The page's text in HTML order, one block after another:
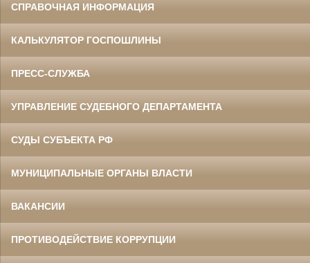
СПРАВОЧНАЯ ИНФОРМАЦИЯ
КАЛЬКУЛЯТОР ГОСПОШЛИНЫ
ПРЕСС-СЛУЖБА
УПРАВЛЕНИЕ СУДЕБНОГО ДЕПАРТАМЕНТА
СУДЫ СУБЪЕКТА РФ
МУНИЦИПАЛЬНЫЕ ОРГАНЫ ВЛАСТИ
ВАКАНСИИ
ПРОТИВОДЕЙСТВИЕ КОРРУПЦИИ